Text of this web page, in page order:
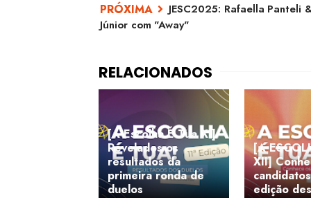
JESC2025: Rafaella Panteli
Júnior com "Away"
[A Escolha É Tua XI]
Revelados os
resultados da
primeira ronda de
duelos
[A
XII]
edição